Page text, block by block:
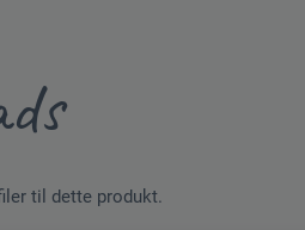
til dette produkt.